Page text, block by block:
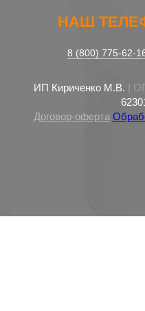
НАШ
8 (800) 775-62-
ИП Кириченко М.В. |
Договор-оферта